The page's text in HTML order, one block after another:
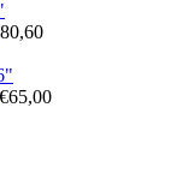
80,60
€65,00